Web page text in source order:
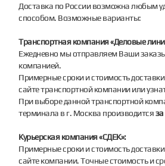
Доставка по России возможна любым
способом. Возможные варианты:
Транспортная компания «Деловые
Ежедневно мы отправляем Ваши
компанией.
Примерные сроки и стоимость
сайте транспортной компании или
При выборе данной транспортной
терминала в г. Москва производится
Курьерская компания «СДЕК»:
Примерные сроки и стоимость
сайте компании. Точные стоимость и